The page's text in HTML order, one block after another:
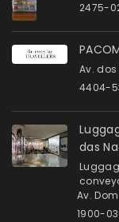
2475-
Av.
4404-
das
Av.
1900-